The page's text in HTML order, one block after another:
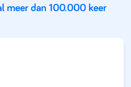
meer dan 100.000 keer